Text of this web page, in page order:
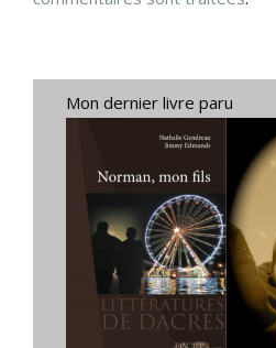
Mon dernier livre paru